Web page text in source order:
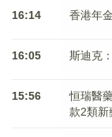
16:14 香港年
16:05 斯迪克
15:56
恒瑞醫
款2類新